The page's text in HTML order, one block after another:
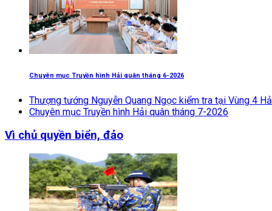
Chuyên mục Truyền hình Hải quân tháng 6-2026
Thượng tướng Nguyễn Quang Ngọc kiểm tra tại Vùng 4
Chuyên mục Truyền hình Hải quân tháng 7-2026
Vì chủ quyền biển, đảo